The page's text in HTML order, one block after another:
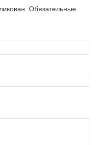
Обязательные